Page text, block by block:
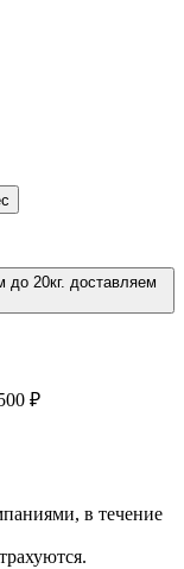
20кг. доставляем
₽
в течение